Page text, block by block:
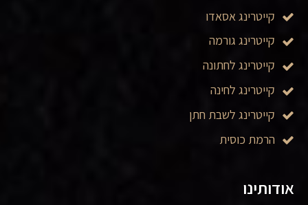
אודותינו
קייטרינג אסאדו
קייטרינג גורמה
קייטרינג לחתונה
קייטרינג לחינה
קייטרינג לשבת חתן
הרמת כוסית